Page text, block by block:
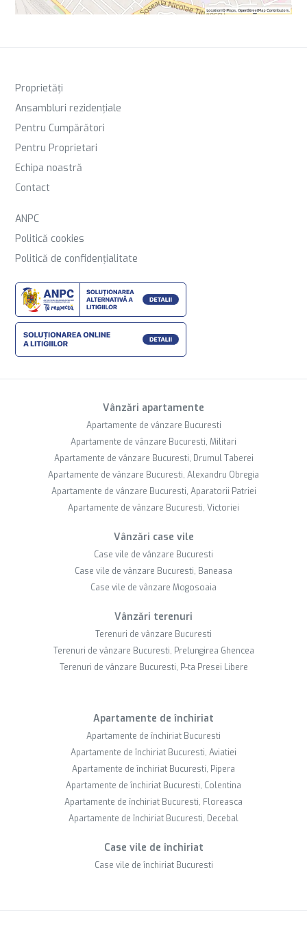
Proprietăți
Ansambluri rezidențiale
Pentru Cumpărători
Pentru Proprietari
Echipa noastră
Contact
ANPC
Politică cookies
Politică de confidențialitate
Vânzări apartamente
Apartamente de vânzare Bucuresti
Apartamente de vânzare Bucuresti, Militari
Apartamente de vânzare Bucuresti, Drumul Taberei
Apartamente de vânzare Bucuresti, Alexandru Obregia
Apartamente de vânzare Bucuresti, Aparatorii Patriei
Apartamente de vânzare Bucuresti, Victoriei
Vânzări case vile
Case vile de vânzare Bucuresti
Case vile de vânzare Bucuresti, Baneasa
Case vile de vânzare Mogosoaia
Vânzări terenuri
Terenuri de vânzare Bucuresti
Terenuri de vânzare Bucuresti, Prelungirea Ghencea
Terenuri de vânzare Bucuresti, P-ta Presei Libere
Apartamente de închiriat
Apartamente de închiriat Bucuresti
Apartamente de închiriat Bucuresti, Aviatiei
Apartamente de închiriat Bucuresti, Pipera
Apartamente de închiriat Bucuresti, Colentina
Apartamente de închiriat Bucuresti, Floreasca
Apartamente de închiriat Bucuresti, Decebal
Case vile de închiriat
Case vile de închiriat Bucuresti